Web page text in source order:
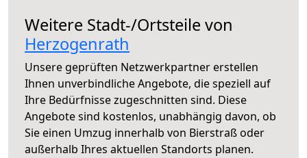
Weitere Stadt-/Ortsteile von
Herzogenrath
Unsere geprüften Netzwerkpartner erstellen
Ihnen unverbindliche Angebote, die speziell auf
Ihre Bedürfnisse zugeschnitten sind. Diese
Angebote sind kostenlos, unabhängig davon, ob
Sie einen Umzug innerhalb von Bierstraß oder
außerhalb Ihres aktuellen Standorts planen.